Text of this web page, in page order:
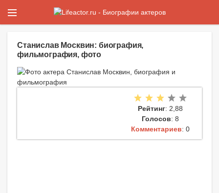
Станислав Москвин: биография,
фильмография, фото
Рейтинг: 2,88
Голосов: 8
Комментариев: 0